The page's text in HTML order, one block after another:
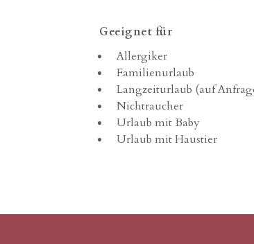
Geeignet für
Allergiker
Familienurlaub
Langzeiturlaub (auf
Nichtraucher
Urlaub mit Baby
Urlaub mit Haustier